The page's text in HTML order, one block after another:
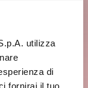
utilizza
di